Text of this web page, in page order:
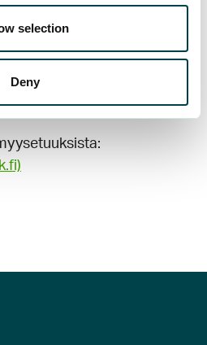
selection
Deny